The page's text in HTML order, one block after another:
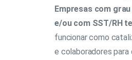
Empresas com
e/ou com SST/RH
funcionar como
e colaboradores